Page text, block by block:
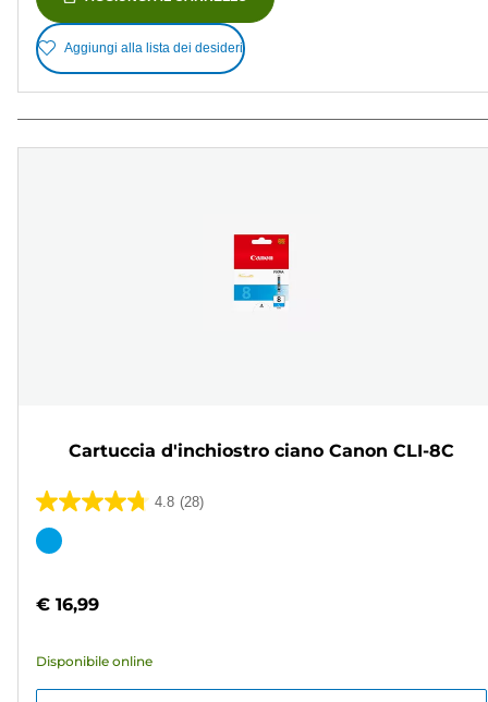
Aggiungi alla lista dei desideri
Cartuccia d'inchiostro ciano Canon CLI-8C
4.8 (28)
4.8
su
28
Cartuccia
€ 16,99
Disponibile online